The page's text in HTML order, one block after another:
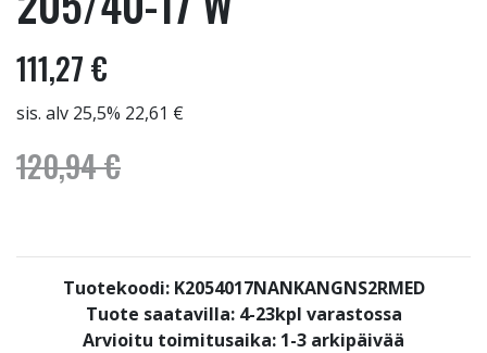
111,27 €
sis. alv 25,5% 22,61 €
120,94 €
Tuotekoodi: K2054017NANKANGNS2RMED
Tuote saatavilla: 4-23kpl varastossa
Arvioitu toimitusaika: 1-3 arkipäivää